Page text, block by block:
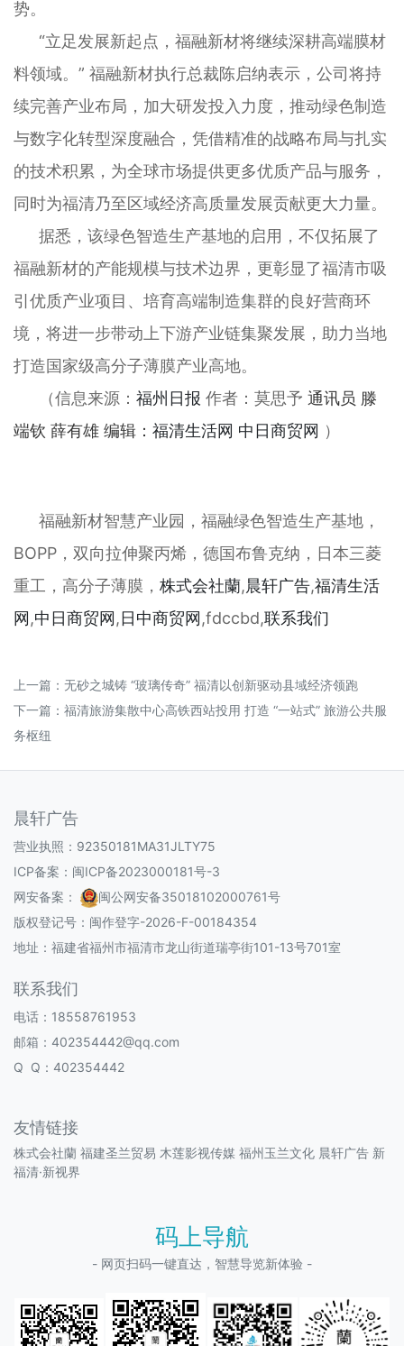
势。
“立足发展新起点，福融新材将继续深耕高端膜材
料领域。” 福融新材执行总裁陈启纳表示，公司将持
续完善产业布局，加大研发投入力度，推动绿色制造
与数字化转型深度融合，凭借精准的战略布局与扎实
的技术积累，为全球市场提供更多优质产品与服务，
同时为福清乃至区域经济高质量发展贡献更大力量。
据悉，该绿色智造生产基地的启用，不仅拓展了
福融新材的产能规模与技术边界，更彰显了福清市吸
引优质产业项目、培育高端制造集群的良好营商环
境，将进一步带动上下游产业链集聚发展，助力当地
打造国家级高分子薄膜产业高地。
（信息来源： 福州日报 作者：莫思予 通讯员 滕
端钦 薛有雄 编辑： 福清生活网 中日商贸网 ）
福融新材智慧产业园，福融绿色智造生产基地，
BOPP，双向拉伸聚丙烯，德国布鲁克纳，日本三菱
重工，高分子薄膜， 株式会社蘭,晨轩广告,福清生活
网 ,中日商贸网 ,日中商贸网 ,fdccbd,联系我们
上一篇： 无砂之城铸 “玻璃传奇” 福清以创新驱动县域经济领跑
下一篇： 福清旅游集散中心高铁西站投用 打造 “一站式” 旅游公共服
务枢纽
晨轩广告
营业执照：92350181MA31JLTY75
ICP备案： 闽ICP备2023000181号-3
网安备案：
闽公网安备35018102000761号
版权登记号： 闽作登字-2026-F-00184354
地址：福建省福州市福清市龙山街道瑞亭街101-13号701室
联系我们
电话：18558761953
邮箱：402354442@qq.com
Q Q：402354442
友情链接
株式会社蘭 福建圣兰贸易 木莲影视传媒 福州玉兰文化 晨轩广告 新
福清·新视界
码上导航
- 网页扫码一键直达，智慧导览新体验 -